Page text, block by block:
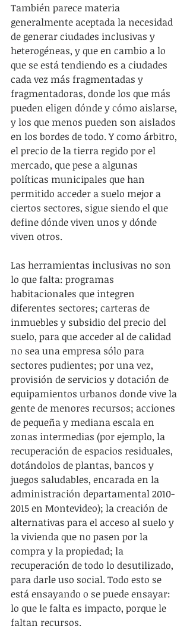
También parece materia
generalmente aceptada la necesidad
de generar ciudades inclusivas y
heterogéneas, y que en cambio a lo
que se está tendiendo es a ciudades
cada vez más fragmentadas y
fragmentadoras, donde los que más
pueden eligen dónde y cómo aislarse,
y los que menos pueden son aislados
en los bordes de todo. Y como árbitro,
el precio de la tierra regido por el
mercado, que pese a algunas
políticas municipales que han
permitido acceder a suelo mejor a
ciertos sectores, sigue siendo el que
define dónde viven unos y dónde
viven otros.
Las herramientas inclusivas no son
lo que falta: programas
habitacionales que integren
diferentes sectores; carteras de
inmuebles y subsidio del precio del
suelo, para que acceder al de calidad
no sea una empresa sólo para
sectores pudientes; por una vez,
provisión de servicios y dotación de
equipamientos urbanos donde vive la
gente de menores recursos; acciones
de pequeña y mediana escala en
zonas intermedias (por ejemplo, la
recuperación de espacios residuales,
dotándolos de plantas, bancos y
juegos saludables, encarada en la
administración departamental 2010-
2015 en Montevideo); la creación de
alternativas para el acceso al suelo y
la vivienda que no pasen por la
compra y la propiedad; la
recuperación de todo lo desutilizado,
para darle uso social. Todo esto se
está ensayando o se puede ensayar:
lo que le falta es impacto, porque le
faltan recursos.